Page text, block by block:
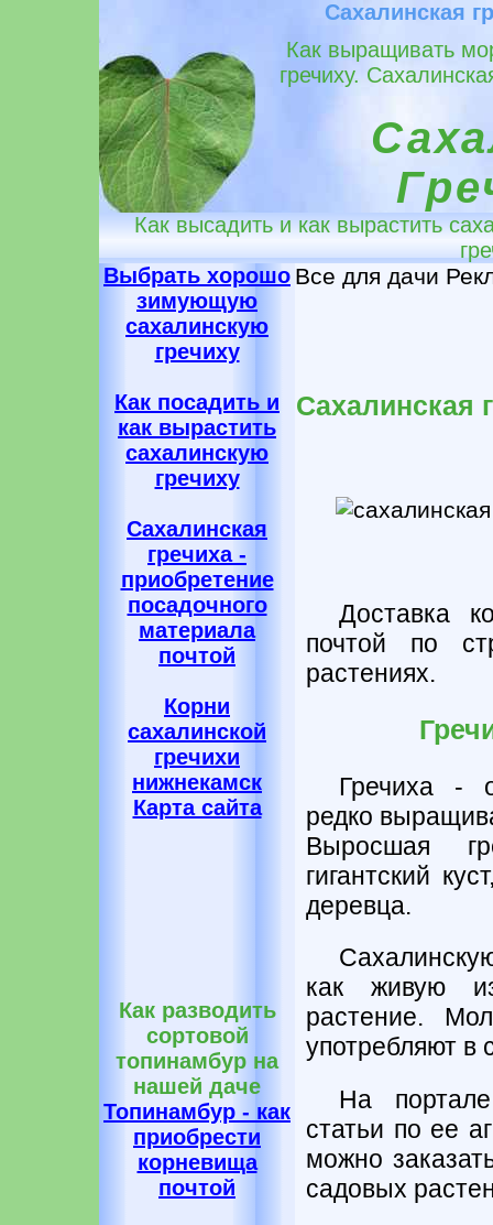
Сахалинская
Как выращивать
гречиху.
Как высадить и как вырастить
Выбрать хорошо
зимующую
сахалинскую
гречиху
Как посадить и
как вырастить
сахалинскую
гречиху
Сахалинская
гречиха -
приобретение
посадочного
материала
почтой
Корни
сахалинской
гречихи
нижнекамск
Карта сайта
Как разводить
сортовой
топинамбур на
нашей даче
Топинамбур - как
приобрести
корневища
почтой
Все для дачи
Сахалинская
Доставка
почтой по
растениях.
Гречиха -
редко
Выросшая
гигантский
деревца.
как живую
растение.
употребляют в
На
статьи по ее
можно
садовых